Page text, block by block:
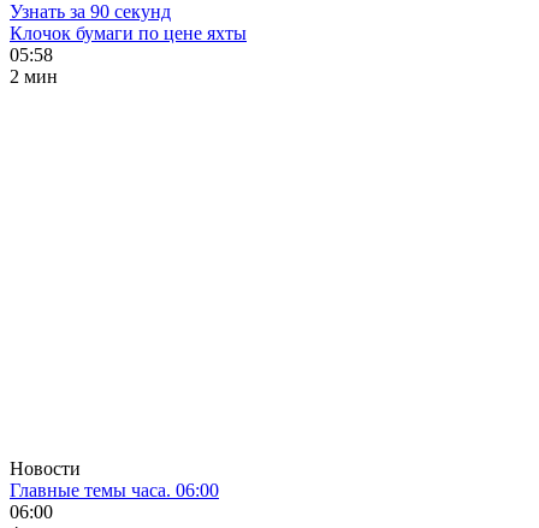
Узнать за 90 секунд
Клочок бумаги по цене яхты
05:58
2 мин
Новости
Главные темы часа. 06:00
06:00